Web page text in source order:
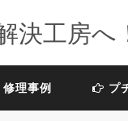
決工房へ
修理事例 プ